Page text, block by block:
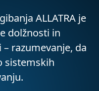
ALLATRA je
dolžnosti in
razumevanje, da
sistemskih